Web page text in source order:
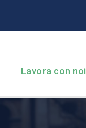
Lavora con noi